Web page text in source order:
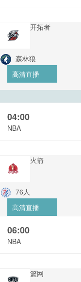
开拓者
森林狼
高清直播
04:00
NBA
火箭
76人
高清直播
06:00
NBA
篮网